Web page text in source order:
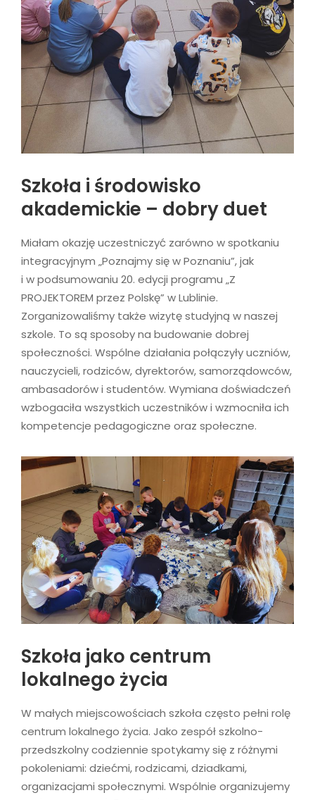
Szkoła i środowisko
akademickie – dobry duet
Miałam okazję uczestniczyć zarówno w spotkaniu
integracyjnym „Poznajmy się w Poznaniu”, jak
i w podsumowaniu 20. edycji programu „Z
PROJEKTOREM przez Polskę” w Lublinie.
Zorganizowaliśmy także wizytę studyjną w naszej
szkole. To są sposoby na budowanie dobrej
społeczności. Wspólne działania połączyły uczniów,
nauczycieli, rodziców, dyrektorów, samorządowców,
ambasadorów i studentów. Wymiana doświadczeń
wzbogaciła wszystkich uczestników i wzmocniła ich
kompetencje pedagogiczne oraz społeczne.
Szkoła jako centrum
lokalnego życia
W małych miejscowościach szkoła często pełni rolę
centrum lokalnego życia. Jako zespół szkolno-
przedszkolny codziennie spotykamy się z różnymi
pokoleniami: dziećmi, rodzicami, dziadkami,
organizacjami społecznymi. Wspólnie organizujemy